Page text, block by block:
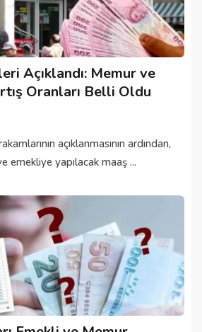
Açıklandı: Memur ve
Oranları Belli Oldu
açıklanmasının ardından,
emekliye yapılacak maaş ...